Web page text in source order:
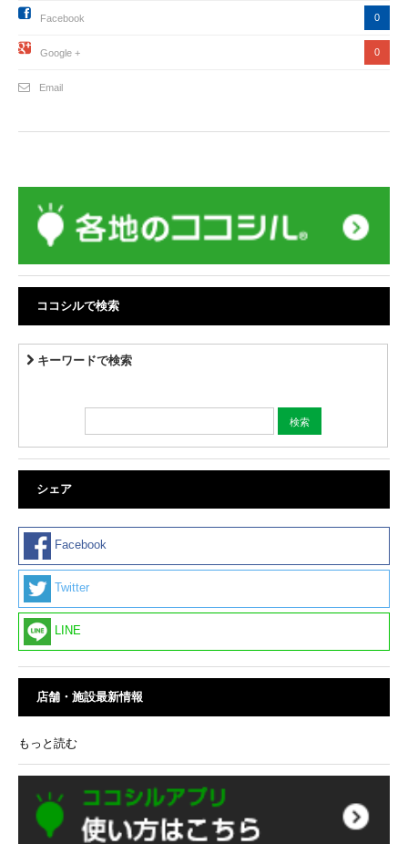
Facebook 0
Google + 0
Email
ココシルで検索
キーワードで検索
シェア
Facebook
Twitter
LINE
店舗・施設最新情報
もっと読む